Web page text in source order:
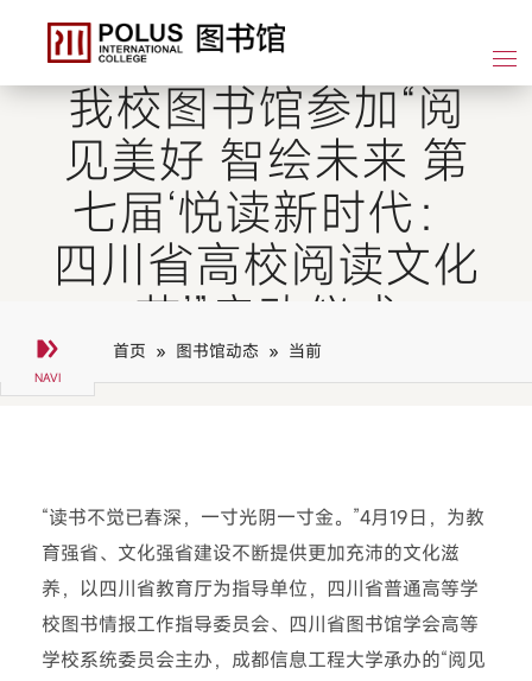
学院图书馆
我校图书馆参加“阅
见美好 智绘未来 第
七届‘悦读新时代：
四川省高校阅读文化
节’”启动仪式
首页 » 图书馆动态 » 当前
“读书不觉已春深，一寸光阴一寸金。”4月19日，为教
育强省、文化强省建设不断提供更加充沛的文化滋
养，以四川省教育厅为指导单位，四川省普通高等学
校图书情报工作指导委员会、四川省图书馆学会高等
学校系统委员会主办，成都信息工程大学承办的“阅见